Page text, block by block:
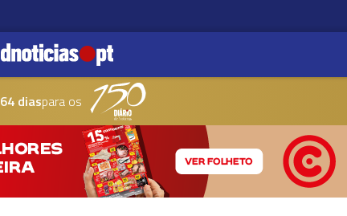
64 diaspara os